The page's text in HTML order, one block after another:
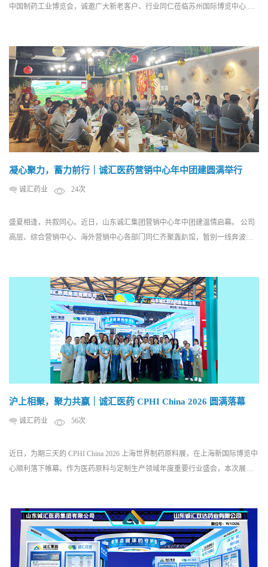
中国制药工业博览会，诚邀广大新老客户、行业同仁莅临苏州国际博览中心 C-
产业发展新机、携手合作共赢。 02 展会简...
凝心聚力，蓄力前行｜诚汇医药营销中心年中团建圆满举行
诚汇药业 24次
盛夏相逢，共叙同心。近日，山东诚汇集团营销中心年中团建温情启幕。 公司
高层、综合营销中心、海外营销中心各部门同仁齐聚轰趴馆，暂别一线奔波，
搏成果，感谢大家深耕国内外市场、攻坚业务的不懈付出，寄语...
沪上相聚，聚力共赢｜诚汇医药 CPHI China 2026 圆满落幕
诚汇药业 56次
近日，为期三天的 CPHI China 2026 上海世界制药原料展，在上海新国际博览中
心顺利落下帷幕。作为医药原料与定制生产领域年度重要行业盛会，本次展会
W1D26 展位，凭借专业的产品体系与务实的服务理念，与海内外新老客户深度
沟通、精准对接，圆满完成本...